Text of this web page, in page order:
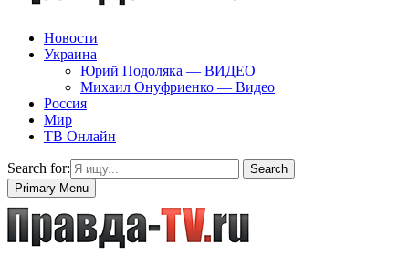
Новости
Украина
Юрий Подоляка — ВИДЕО
Михаил Онуфриенко — Видео
Россия
Мир
ТВ Онлайн
Search for:
Search
Primary Menu